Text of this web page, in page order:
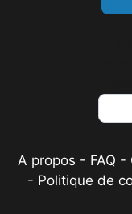
A propos - FAQ -
- Politique de